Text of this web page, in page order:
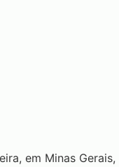
em Minas Gerais,